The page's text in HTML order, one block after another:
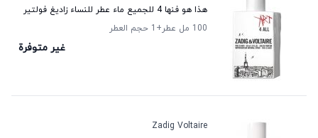
هذا هو فنها 4 للجميع ماء عطر للنساء زاديغ فولتير
100 مل عطر
+1 حجم العطر
غير متوفرة
Zadig Voltaire